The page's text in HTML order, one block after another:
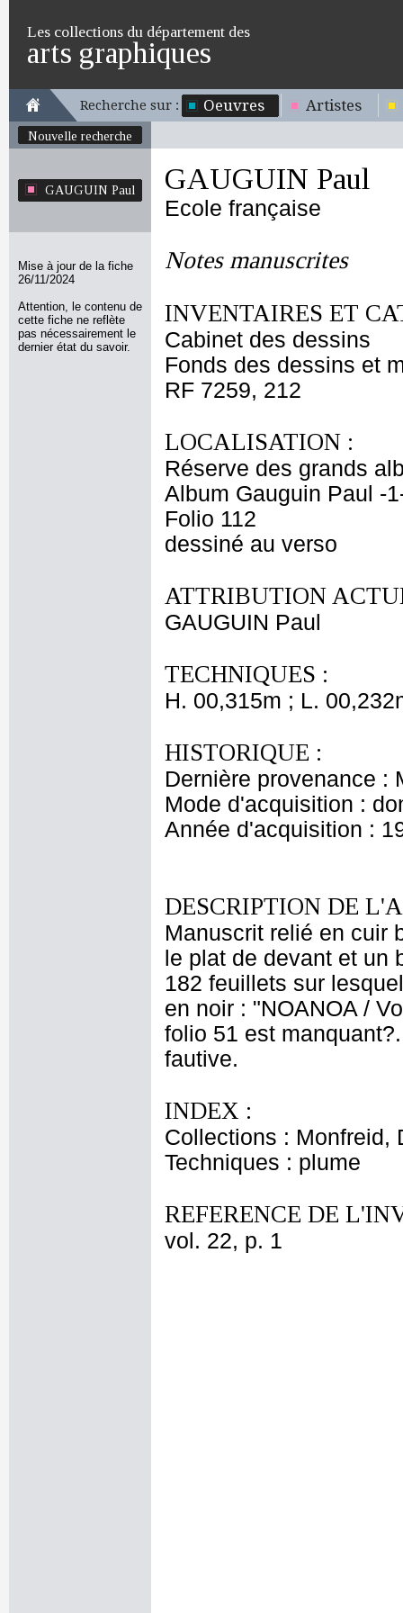
Les collections du département des
arts graphiques
Recherche sur : Oeuvres Artistes
Nouvelle recherche
GAUGUIN Paul
Mise à jour de la fiche
26/11/2024
Attention, le contenu de
cette fiche ne reflète
pas nécessairement le
dernier état du savoir.
GAUGUIN Paul
Ecole française
Notes manuscrites
INVENTAIRES ET
Cabinet des dessins
Fonds des dessins et
RF 7259, 212
LOCALISATION :
Réserve des grands
Album Gauguin Paul -
Folio 112
dessiné au verso
ATTRIBUTION
GAUGUIN Paul
TECHNIQUES :
H. 00,315m ; L.
HISTORIQUE :
Dernière provenance :
Mode d'acquisition :
Année d'acquisition :
DESCRIPTION DE
Manuscrit relié en cuir
le plat de devant et un
182 feuillets sur
en noir : "NOANOA /
folio 51 est
fautive.
INDEX :
Collections : Monfreid,
Techniques : plume
REFERENCE DE
vol. 22, p. 1